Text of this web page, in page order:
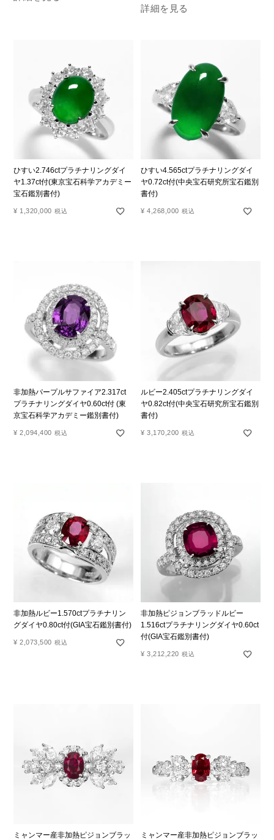
詳細を見る
ひすい2.746ctプラチナリングダイ
ヤ1.37ct付(東京宝石科学アカデミー
宝石鑑別書付)
¥ 1,320,000 税込
ひすい4.565ctプラチナリングダイ
ヤ0.72ct付(中央宝石研究所宝石鑑別
書付)
¥ 4,268,000 税込
非加熱パープルサファイア2.317ct
プラチナリングダイヤ0.60ct付 (東
京宝石科学アカデミー鑑別書付)
¥ 2,094,400 税込
ルビー2.405ctプラチナリングダイ
ヤ0.82ct付(中央宝石研究所宝石鑑別
書付)
¥ 3,170,200 税込
非加熱ルビー1.570ctプラチナリン
グダイヤ0.80ct付(GIA宝石鑑別書付)
¥ 2,073,500 税込
非加熱ピジョンブラッドルビー
1.516ctプラチナリングダイヤ0.60ct
付(GIA宝石鑑別書付)
¥ 3,212,220 税込
ミャンマー産非加熱ピジョンブラッ
ミャンマー産非加熱ピジョンブラッ